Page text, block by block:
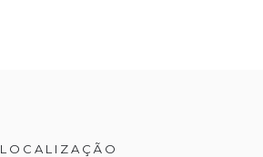
LOCALIZAÇÃO